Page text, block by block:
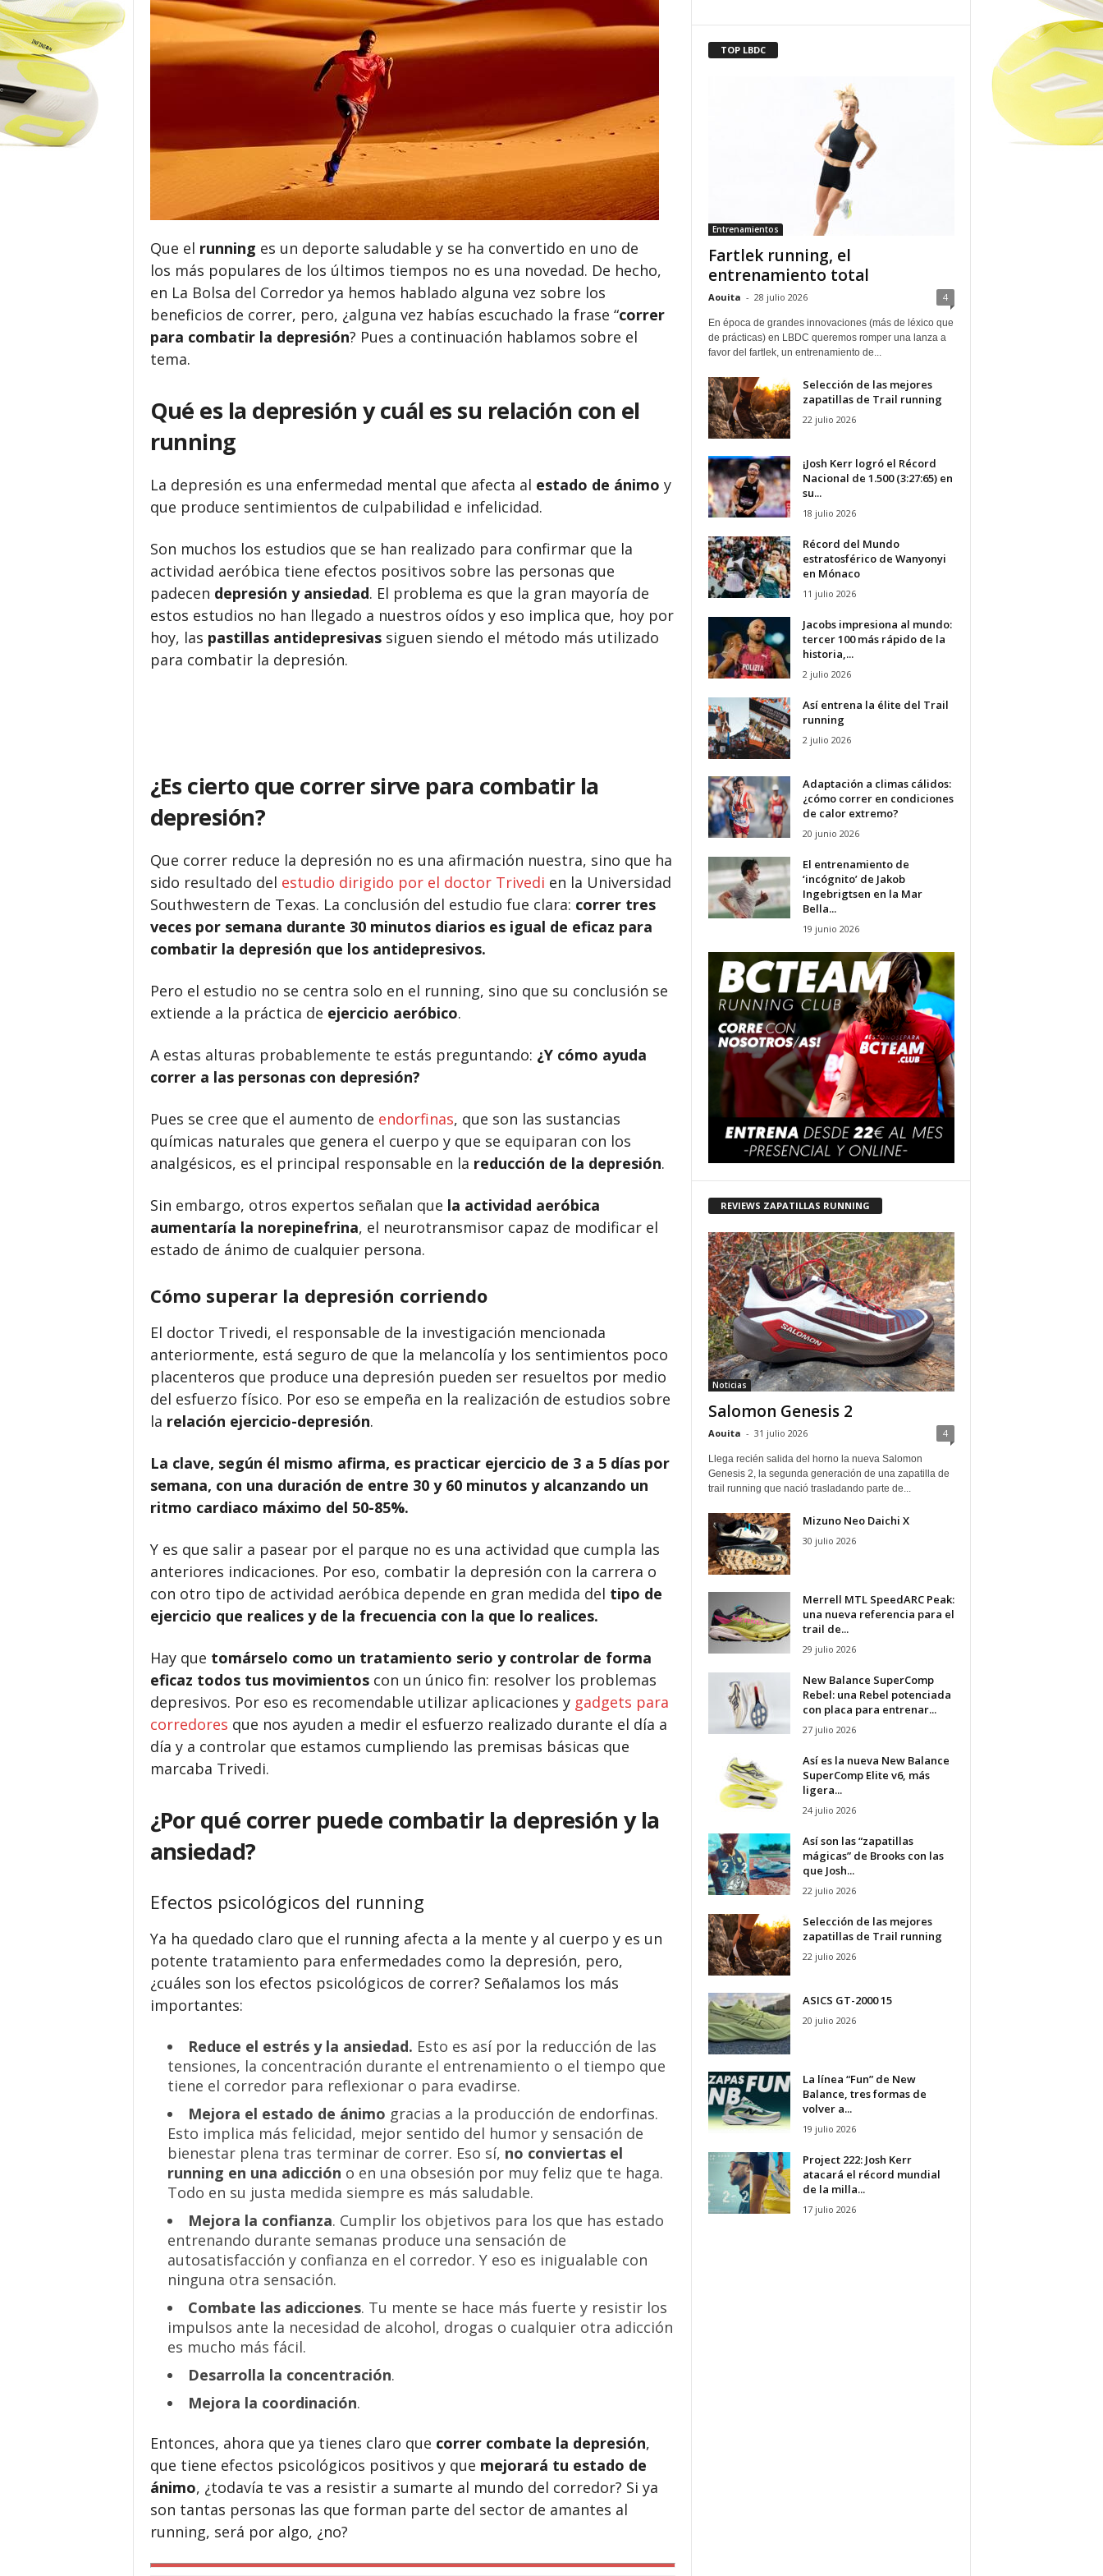
Que el running es un deporte saludable y se ha convertido en uno de
los más populares de los últimos tiempos no es una novedad. De hecho,
en La Bolsa del Corredor ya hemos hablado alguna vez sobre los
beneficios de correr, pero, ¿alguna vez habías escuchado la frase “correr
para combatir la depresión? Pues a continuación hablamos sobre el
tema.
Qué es la depresión y cuál es su relación con el
running
La depresión es una enfermedad mental que afecta al estado de ánimo y
que produce sentimientos de culpabilidad e infelicidad.
Son muchos los estudios que se han realizado para confirmar que la
actividad aeróbica tiene efectos positivos sobre las personas que
padecen depresión y ansiedad. El problema es que la gran mayoría de
estos estudios no han llegado a nuestros oídos y eso implica que, hoy por
hoy, las pastillas antidepresivassiguen siendo el método más utilizado
para combatir la depresión.
¿Es cierto que correr sirve para combatir la
depresión?
Que correr reduce la depresión no es una afirmación nuestra, sino que ha
sido resultado del estudio dirigido por el doctor Trivedi en la Universidad
Southwestern de Texas. La conclusión del estudio fue clara: correr tres
veces por semana durante 30 minutos diarios es igual de eficaz para
combatir la depresión que los antidepresivos.
Pero el estudio no se centra solo en el running, sino que su conclusión se
extiende a la práctica de ejercicio aeróbico.
A estas alturas probablemente te estás preguntando: ¿Y cómo ayuda
correr a las personas con depresión?
Pues se cree que el aumento de endorfinas, que son las sustancias
químicas naturales que genera el cuerpo y que se equiparan con los
analgésicos, es el principal responsable en la reducción de la depresión.
Sin embargo, otros expertos señalan que la actividad aeróbica
aumentaría la norepinefrina, el neurotransmisor capaz de modificar el
estado de ánimo de cualquier persona.
Cómo superar la depresión corriendo
El doctor Trivedi, el responsable de la investigación mencionada
anteriormente, está seguro de que la melancolía y los sentimientos poco
placenteros que produce una depresión pueden ser resueltos por medio
del esfuerzo físico. Por eso se empeña en la realización de estudios sobre
la relación ejercicio-depresión.
La clave, según él mismo afirma, es practicar ejercicio de 3 a 5 días por
semana, con una duración de entre 30 y 60 minutos y alcanzando un
ritmo cardiaco máximo del 50-85%.
Y es que salir a pasear por el parque no es una actividad que cumpla las
anteriores indicaciones. Por eso, combatir la depresión con la carrera o
con otro tipo de actividad aeróbica depende en gran medida del tipo de
ejercicio que realices y de la frecuencia con la que lo realices.
Hay que tomárselo como un tratamiento serio y controlar de forma
eficaz todos tus movimientoscon un único fin: resolver los problemas
depresivos. Por eso es recomendable utilizar aplicaciones y gadgets para
corredores que nos ayuden a medir el esfuerzo realizado durante el día a
día y a controlar que estamos cumpliendo las premisas básicas que
marcaba Trivedi.
¿Por qué correr puede combatir la depresión y la
ansiedad?
Efectos psicológicos del running
Ya ha quedado claro que el running afecta a la mente y al cuerpo y es un
potente tratamiento para enfermedades como la depresión, pero,
¿cuáles son los efectos psicológicos de correr? Señalamos los más
importantes:
Reduce el estrés y la ansiedad. Esto es así por la reducción de las
tensiones, la concentración durante el entrenamiento o el tiempo que
tiene el corredor para reflexionar o para evadirse.
Mejora el estado de ánimo gracias a la producción de endorfinas.
Esto implica más felicidad, mejor sentido del humor y sensación de
bienestar plena tras terminar de correr. Eso sí, no conviertas el
running en una adicción o en una obsesión por muy feliz que te haga.
Todo en su justa medida siempre es más saludable.
Mejora la confianza. Cumplir los objetivos para los que has estado
entrenando durante semanas produce una sensación de
autosatisfacción y confianza en el corredor. Y eso es inigualable con
ninguna otra sensación.
Combate las adicciones. Tu mente se hace más fuerte y resistir los
impulsos ante la necesidad de alcohol, drogas o cualquier otra adicción
es mucho más fácil.
Desarrolla la concentración.
Mejora la coordinación.
Entonces, ahora que ya tienes claro que correr combate la depresión,
que tiene efectos psicológicos positivos y que mejorará tu estado de
ánimo, ¿todavía te vas a resistir a sumarte al mundo del corredor? Si ya
son tantas personas las que forman parte del sector de amantes al
running, será por algo, ¿no?
TOP LBDC
Entrenamientos
Fartlek running, el
entrenamiento total
Aouita - 28 julio 2026 4
En época de grandes innovaciones (más de léxico que
de prácticas) en LBDC queremos romper una lanza a
favor del fartlek, un entrenamiento de...
Selección de las mejores
zapatillas de Trail running
22 julio 2026
¡Josh Kerr logró el Récord
Nacional de 1.500 (3:27:65) en
su...
18 julio 2026
Récord del Mundo
estratosférico de Wanyonyi
en Mónaco
11 julio 2026
Jacobs impresiona al mundo:
tercer 100 más rápido de la
historia,...
2 julio 2026
Así entrena la élite del Trail
running
2 julio 2026
Adaptación a climas cálidos:
¿cómo correr en condiciones
de calor extremo?
20 junio 2026
El entrenamiento de
‘incógnito’ de Jakob
Ingebrigtsen en la Mar
Bella...
19 junio 2026
REVIEWS ZAPATILLAS RUNNING
Noticias
Salomon Genesis 2
Aouita - 31 julio 2026 4
Llega recién salida del horno la nueva Salomon
Genesis 2, la segunda generación de una zapatilla de
trail running que nació trasladando parte de...
Mizuno Neo Daichi X
30 julio 2026
Merrell MTL SpeedARC Peak:
una nueva referencia para el
trail de...
29 julio 2026
New Balance SuperComp
Rebel: una Rebel potenciada
con placa para entrenar...
27 julio 2026
Así es la nueva New Balance
SuperComp Elite v6, más
ligera...
24 julio 2026
Así son las “zapatillas
mágicas” de Brooks con las
que Josh...
22 julio 2026
Selección de las mejores
zapatillas de Trail running
22 julio 2026
ASICS GT-2000 15
20 julio 2026
La línea “Fun” de New
Balance, tres formas de
volver a...
19 julio 2026
Project 222: Josh Kerr
atacará el récord mundial
de la milla...
17 julio 2026